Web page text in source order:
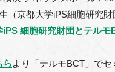
（京都大学iPS細胞研究財
iPS 細胞研究財団とテル
らより「テルモBCT」で